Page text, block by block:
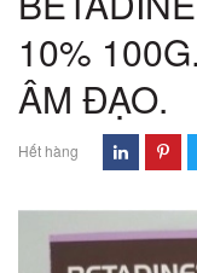
10%
ÂM ĐẠO.
Hết hàng